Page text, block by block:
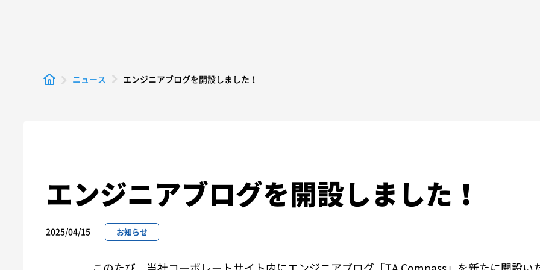
ニュース エンジニアブログを開設しました！
エンジニアブログを開設しました！
2025/04/15 お知らせ